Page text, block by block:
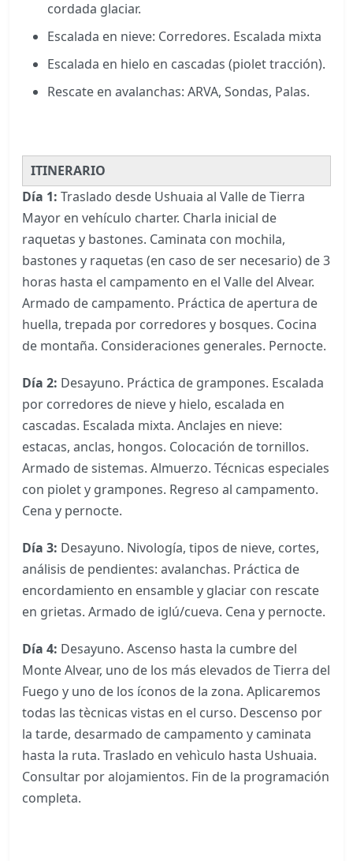
cordada glaciar.
Escalada en nieve: Corredores. Escalada mixta
Escalada en hielo en cascadas (piolet tracción).
Rescate en avalanchas: ARVA, Sondas, Palas.
ITINERARIO
Día 1: Traslado desde Ushuaia al Valle de Tierra
Mayor en vehículo charter. Charla inicial de
raquetas y bastones. Caminata con mochila,
bastones y raquetas (en caso de ser necesario) de 3
horas hasta el campamento en el Valle del Alvear.
Armado de campamento. Práctica de apertura de
huella, trepada por corredores y bosques. Cocina
de montaña. Consideraciones generales. Pernocte.
Día 2: Desayuno. Práctica de grampones. Escalada
por corredores de nieve y hielo, escalada en
cascadas. Escalada mixta. Anclajes en nieve:
estacas, anclas, hongos. Colocación de tornillos.
Armado de sistemas. Almuerzo. Técnicas especiales
con piolet y grampones. Regreso al campamento.
Cena y pernocte.
Día 3: Desayuno. Nivología, tipos de nieve, cortes,
análisis de pendientes: avalanchas. Práctica de
encordamiento en ensamble y glaciar con rescate
en grietas. Armado de iglú/cueva. Cena y pernocte.
Día 4: Desayuno. Ascenso hasta la cumbre del
Monte Alvear, uno de los más elevados de Tierra del
Fuego y uno de los íconos de la zona. Aplicaremos
todas las tècnicas vistas en el curso. Descenso por
la tarde, desarmado de campamento y caminata
hasta la ruta. Traslado en vehìculo hasta Ushuaia.
Consultar por alojamientos. Fin de la programación
completa.